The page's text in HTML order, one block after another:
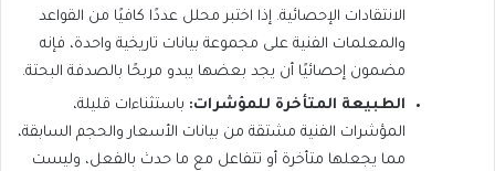
الانتقادات الإحصائية. إذا اختبر محلل عددًا كافيًا من القواعد
والمعلمات الفنية على مجموعة بيانات تاريخية واحدة، فإنه
مضمون إحصائيًا أن يجد بعضها يبدو مربحًا بالصدفة البحتة.
الطبيعة المتأخرة للمؤشرات: باستثناءات قليلة،
المؤشرات الفنية مشتقة من بيانات الأسعار والحجم السابقة،
مما يجعلها متأخرة أو تتفاعل مع ما حدث بالفعل، وليست